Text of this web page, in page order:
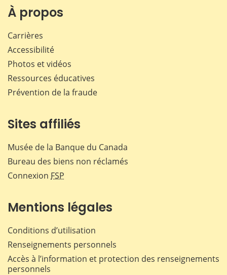
À propos
Carrières
Accessibilité
Photos et vidéos
Ressources éducatives
Prévention de la fraude
Sites affiliés
Musée de la Banque du Canada
Bureau des biens non réclamés
Connexion FSP
Mentions légales
Conditions d’utilisation
Renseignements personnels
Accès à l’information et protection des renseignements
personnels